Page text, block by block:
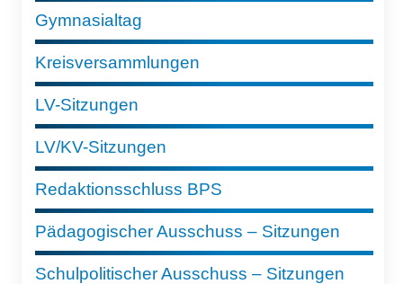
Gymnasialtag
Kreisversammlungen
LV-Sitzungen
LV/KV-Sitzungen
Redaktionsschluss BPS
Pädagogischer Ausschuss – Sitzungen
Schulpolitischer Ausschuss – Sitzungen